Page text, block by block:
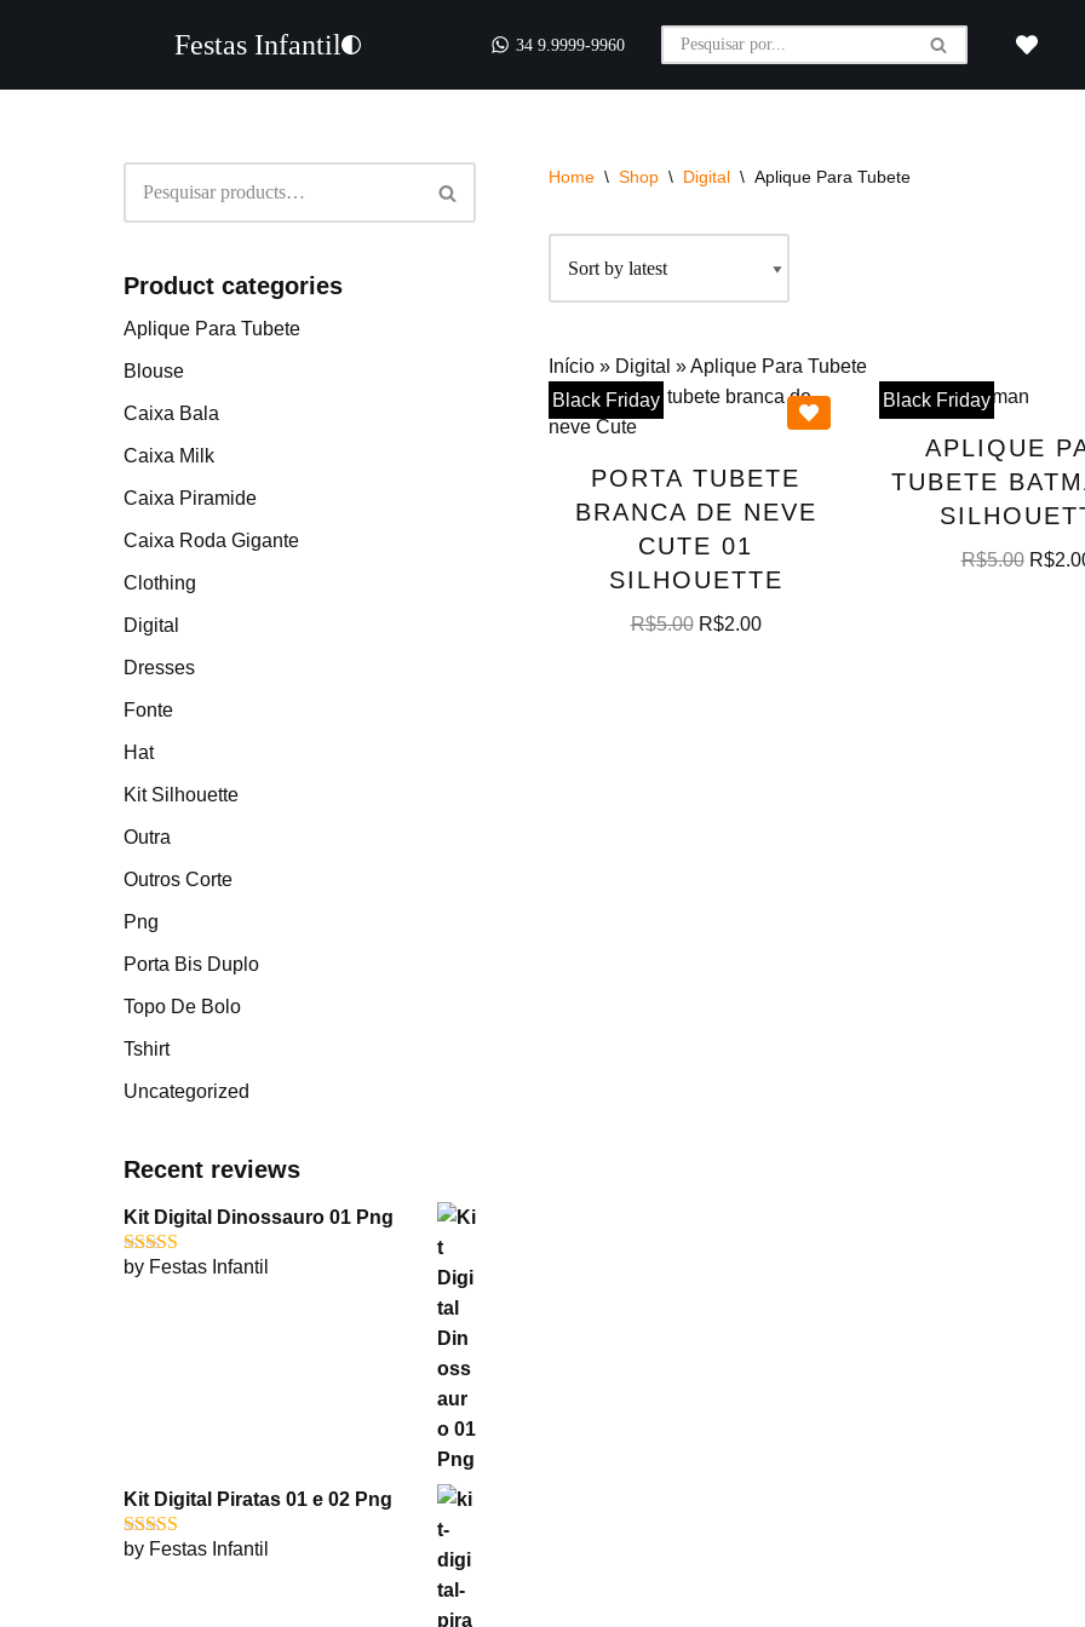
para
Festas Infantil 34 9.9999-9960
Product categories
Aplique Para Tubete
Blouse
Caixa Bala
Caixa Milk
Caixa Piramide
Caixa Roda Gigante
Clothing
Digital
Dresses
Fonte
Hat
Kit Silhouette
Outra
Outros Corte
Png
Porta Bis Duplo
Topo De Bolo
Tshirt
Uncategorized
Recent reviews
Kit Digital Dinossauro 01 Png
Rated5out
by Festas Infantil
Kit Digital Piratas 01 e 02 Png
Rated5out
by Festas Infantil
Home \ Shop \ Digital \ Aplique Para Tubete
Início » Digital »Aplique Para Tubete
Black Friday
PORTA TUBETE
BRANCA DE NEVE
CUTE 01
SILHOUETTE
R$5.00 R$2.00
Black Friday
APLIQUE
TUBETE
R$5.00 R$